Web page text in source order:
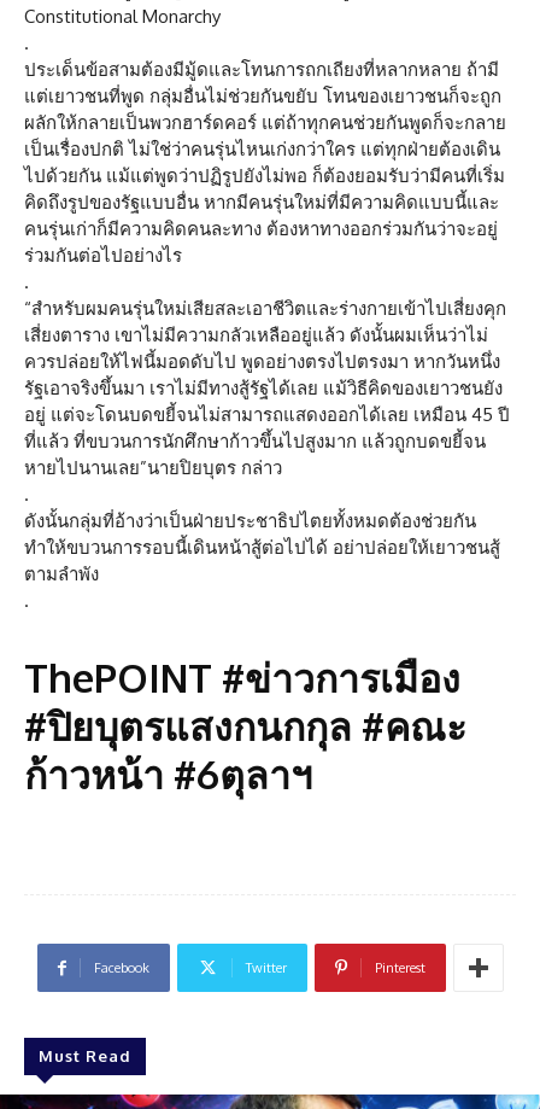
Constitutional Monarchy
.
ประเด็นข้อสามต้องมีมู้ดและโทนการถกเถียงที่หลากหลาย ถ้ามี
แต่เยาวชนที่พูด กลุ่มอื่นไม่ช่วยกันขยับ โทนของเยาวชนก็จะถูก
ผลักให้กลายเป็นพวกฮาร์ดคอร์ แต่ถ้าทุกคนช่วยกันพูดก็จะกลาย
เป็นเรื่องปกติ ไม่ใช่ว่าคนรุ่นไหนเก่งกว่าใคร แต่ทุกฝ่ายต้องเดิน
ไปด้วยกัน แม้แต่พูดว่าปฏิรูปยังไม่พอ ก็ต้องยอมรับว่ามีคนที่เริ่ม
คิดถึงรูปของรัฐแบบอื่น หากมีคนรุ่นใหม่ที่มีความคิดแบบนี้และ
คนรุ่นเก่าก็มีความคิดคนละทาง ต้องหาทางออกร่วมกันว่าจะอยู่
ร่วมกันต่อไปอย่างไร
.
“สำหรับผมคนรุ่นใหม่เสียสละเอาชีวิตและร่างกายเข้าไปเสี่ยงคุก
เสี่ยงตาราง เขาไม่มีความกลัวเหลืออยู่แล้ว ดังนั้นผมเห็นว่าไม่
ควรปล่อยให้ไฟนี้มอดดับไป พูดอย่างตรงไปตรงมา หากวันหนึ่ง
รัฐเอาจริงขึ้นมา เราไม่มีทางสู้รัฐได้เลย แม้วิธีคิดของเยาวชนยัง
อยู่ แต่จะโดนบดขยี้จนไม่สามารถแสดงออกได้เลย เหมือน 45 ปี
ที่แล้ว ที่ขบวนการนักศึกษาก้าวขึ้นไปสูงมาก แล้วถูกบดขยี้จน
หายไปนานเลย”นายปิยบุตร กล่าว
.
ดังนั้นกลุ่มที่อ้างว่าเป็นฝ่ายประชาธิปไตยทั้งหมดต้องช่วยกัน
ทำให้ขบวนการรอบนี้เดินหน้าสู้ต่อไปได้ อย่าปล่อยให้เยาวชนสู้
ตามลำพัง
.
ThePOINT #ข่าวการเมือง
#ปิยบุตรแสงกนกกุล #คณะ
ก้าวหน้า #6ตุลาฯ
Facebook Twitter Pinterest
Must Read